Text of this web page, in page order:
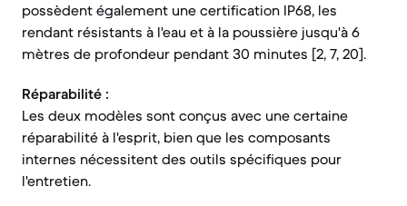
possèdent également une certification IP68, les
rendant résistants à l'eau et à la poussière jusqu'à 6
mètres de profondeur pendant 30 minutes [2, 7, 20].
Réparabilité :
Les deux modèles sont conçus avec une certaine
réparabilité à l'esprit, bien que les composants
internes nécessitent des outils spécifiques pour
l'entretien.